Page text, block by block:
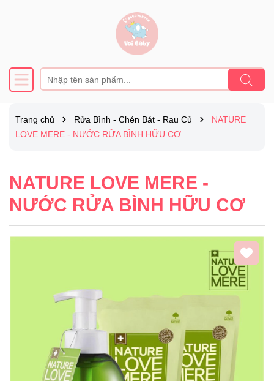
Trang chủ Rửa Bình - Chén Bát - Rau Củ
NATURE
LOVE MERE - NƯỚC RỬA BÌNH HỮU CƠ
NATURE LOVE MERE -
NƯỚC RỬA BÌNH HỮU CƠ